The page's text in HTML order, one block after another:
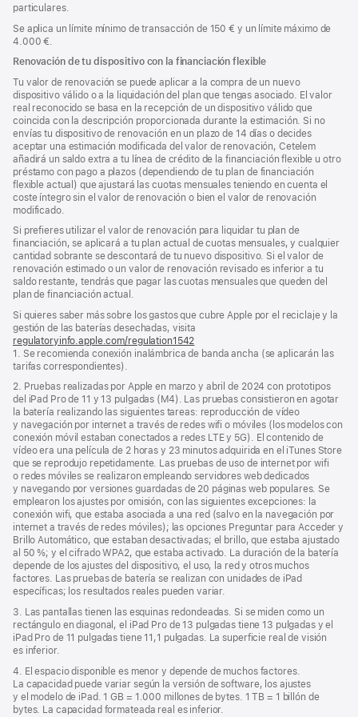
particulares.
Se aplica un límite mínimo de transacción de 150 € y un límite máximo de
4.000 €.
Renovación de tu dispositivo con la financiación flexible
Tu valor de renovación se puede aplicar a la compra de un nuevo
dispositivo válido o a la liquidación del plan que tengas asociado. El valor
real reconocido se basa en la recepción de un dispositivo válido que
coincida con la descripción proporcionada durante la estimación. Si no
envías tu dispositivo de renovación en un plazo de 14 días o decides
aceptar una estimación modificada del valor de renovación, Cetelem
añadirá un saldo extra a tu línea de crédito de la financiación flexible u otro
préstamo con pago a plazos (dependiendo de tu plan de financiación
flexible actual) que ajustará las cuotas mensuales teniendo en cuenta el
coste íntegro sin el valor de renovación o bien el valor de renovación
modificado.
Si prefieres utilizar el valor de renovación para liquidar tu plan de
financiación, se aplicará a tu plan actual de cuotas mensuales, y cualquier
cantidad sobrante se descontará de tu nuevo dispositivo. Si el valor de
renovación estimado o un valor de renovación revisado es inferior a tu
saldo restante, tendrás que pagar las cuotas mensuales que queden del
plan de financiación actual.
Si quieres saber más sobre los gastos que cubre Apple por el reciclaje y la
gestión de las baterías desechadas, visita
regulatoryinfo.apple.com/regulation1542
abre
ventana
nueva)
1. Se recomienda conexión inalámbrica de banda ancha (se aplicarán las
tarifas correspondientes).
2. Pruebas realizadas por Apple en marzo y abril de 2024 con prototipos
del iPad Pro de 11 y 13 pulgadas (M4). Las pruebas consistieron en agotar
la batería realizando las siguientes tareas: reproducción de vídeo
y navegación por internet a través de redes wifi o móviles (los modelos con
conexión móvil estaban conectados a redes LTE y 5G). El contenido de
vídeo era una película de 2 horas y 23 minutos adquirida en el iTunes Store
que se reprodujo repetidamente. Las pruebas de uso de internet por wifi
o redes móviles se realizaron empleando servidores web dedicados
y navegando por versiones guardadas de 20 páginas web populares. Se
emplearon los ajustes por omisión, con las siguientes excepciones: la
conexión wifi, que estaba asociada a una red (salvo en la navegación por
internet a través de redes móviles); las opciones Preguntar para Acceder y
Brillo Automático, que estaban desactivadas; el brillo, que estaba ajustado
al 50 %; y el cifrado WPA2, que estaba activado. La duración de la batería
depende de los ajustes del dispositivo, el uso, la red y otros muchos
factores. Las pruebas de batería se realizan con unidades de iPad
específicas; los resultados reales pueden variar.
3. Las pantallas tienen las esquinas redondeadas. Si se miden como un
rectángulo en diagonal, el iPad Pro de 13 pulgadas tiene 13 pulgadas y el
iPad Pro de 11 pulgadas tiene 11,1 pulgadas. La superficie real de visión
es inferior.
4. El espacio disponible es menor y depende de muchos factores.
La capacidad puede variar según la versión de software, los ajustes
y el modelo de iPad. 1 GB = 1.000 millones de bytes. 1 TB = 1 billón de
bytes. La capacidad formateada real es inferior.